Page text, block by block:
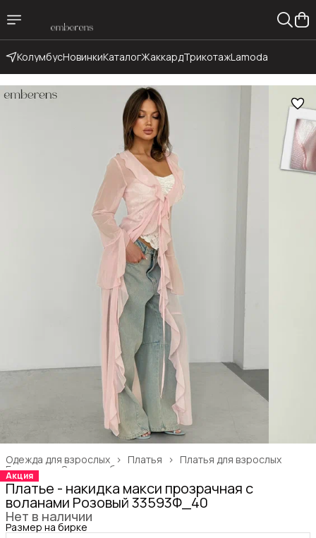
КолумбусНовинкиКаталогЖаккардТрикотажLamoda
Платья для взрослых
Платья ›
Одежда для взрослых ›
Одежда, обувь и аксессуары
Главная ›
Акция
Платье - накидка макси прозрачная с
воланами Розовый 33593Ф_40
Нет в наличии
Размер на бирке